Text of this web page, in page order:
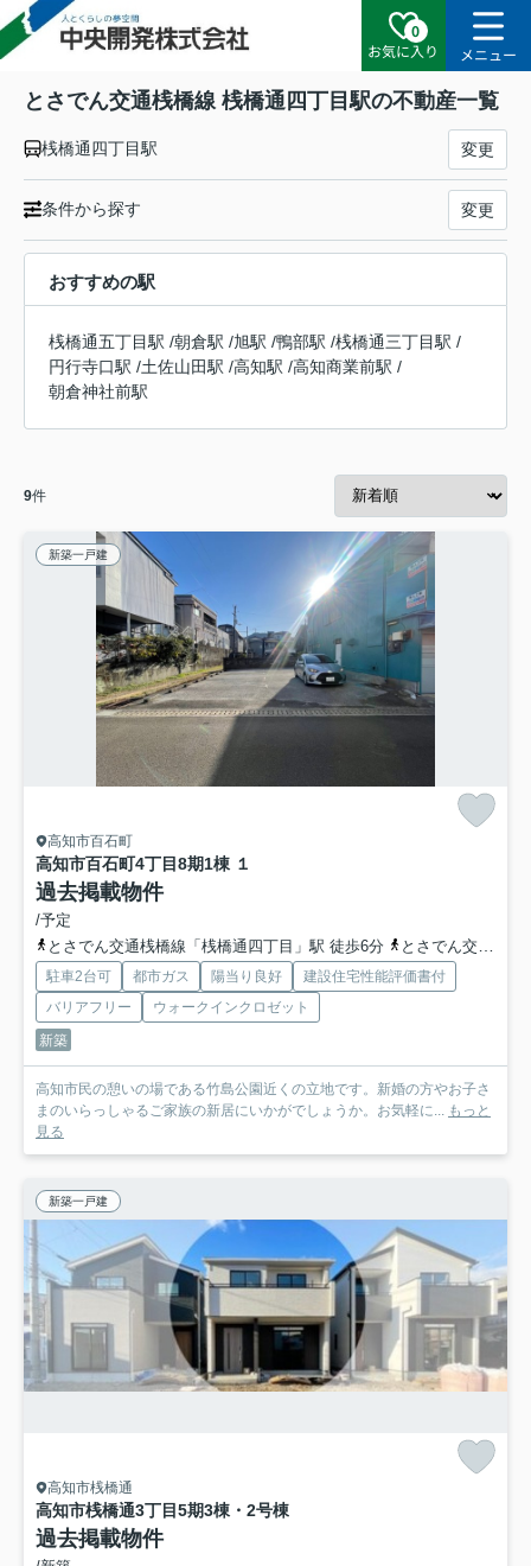
0
お気に入り
メニュー
とさでん交通桟橋線 桟橋通四丁目駅の不動産一覧
桟橋通四丁目駅 変更
条件から探す 変更
おすすめの駅
桟橋通五丁目駅 /朝倉駅 /旭駅 /鴨部駅 /桟橋通三丁目駅 /
円行寺口駅 /土佐山田駅 /高知駅 /高知商業前駅 /
朝倉神社前駅
9件
新築一戸建
高知市百石町
高知市百石町4丁目8期1棟 １
過去掲載物件
/予定
とさでん交通桟橋線「桟橋通四丁目」駅 徒歩6分
とさでん交通「南の丸町」バス停下車 徒歩1分
駐車2台可 都市ガス 陽当り良好
建設住宅性能評価書付
バリアフリー
ウォークインクロゼット
新築
高知市民の憩いの場である竹島公園近くの立地です。新婚の方やお子さ
まのいらっしゃるご家族の新居にいかがでしょうか。お気軽に...
もっと
見る
新築一戸建
高知市桟橋通
高知市桟橋通3丁目5期3棟・2号棟
過去掲載物件